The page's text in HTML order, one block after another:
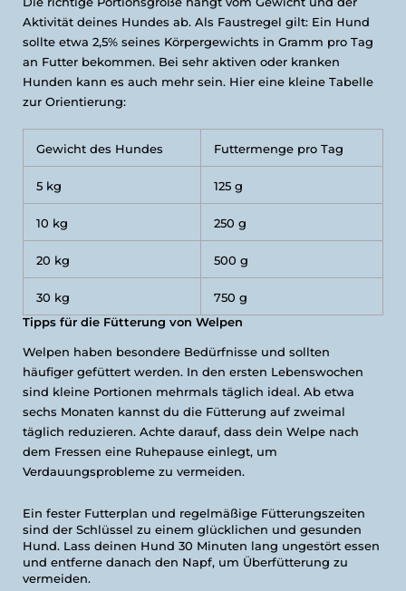
Aktivität deines Hundes ab. Als Faustregel gilt: Ein Hund
sollte etwa 2,5% seines Körpergewichts in Gramm pro Tag
an Futter bekommen. Bei sehr aktiven oder kranken
Hunden kann es auch mehr sein. Hier eine kleine Tabelle
zur Orientierung:
Gewicht des Hundes Futtermenge pro Tag
5 kg 125 g
10 kg 250 g
20 kg 500 g
30 kg 750 g
Tipps für die Fütterung von Welpen
Welpen haben besondere Bedürfnisse und sollten
häufiger gefüttert werden. In den ersten Lebenswochen
sind kleine Portionen mehrmals täglich ideal. Ab etwa
sechs Monaten kannst du die Fütterung auf zweimal
täglich reduzieren. Achte darauf, dass dein Welpe nach
dem Fressen eine Ruhepause einlegt, um
Verdauungsprobleme zu vermeiden.
Ein fester Futterplan und regelmäßige Fütterungszeiten
sind der Schlüssel zu einem glücklichen und gesunden
Hund. Lass deinen Hund 30 Minuten lang ungestört essen
und entferne danach den Napf, um Überfütterung zu
vermeiden.